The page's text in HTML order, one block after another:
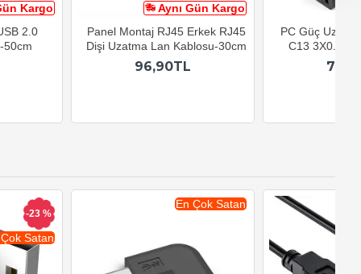
Kargo
2.0
50cm
Aynı Gün Kargo
Panel Montaj RJ45 Erkek RJ45
Dişi Uzatma Lan Kablosu-30cm
96,90TL
PC Güç
C13
Satan
-23 %
En Çok Satan